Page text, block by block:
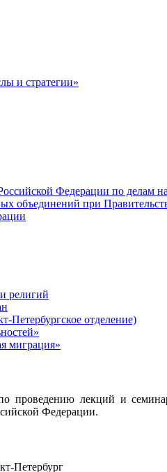
и стратегии»
Федерации по делам
объединений при
религий
Петербургское отделение)
миграция»
проведению лекций и
Федерации.
Петербург